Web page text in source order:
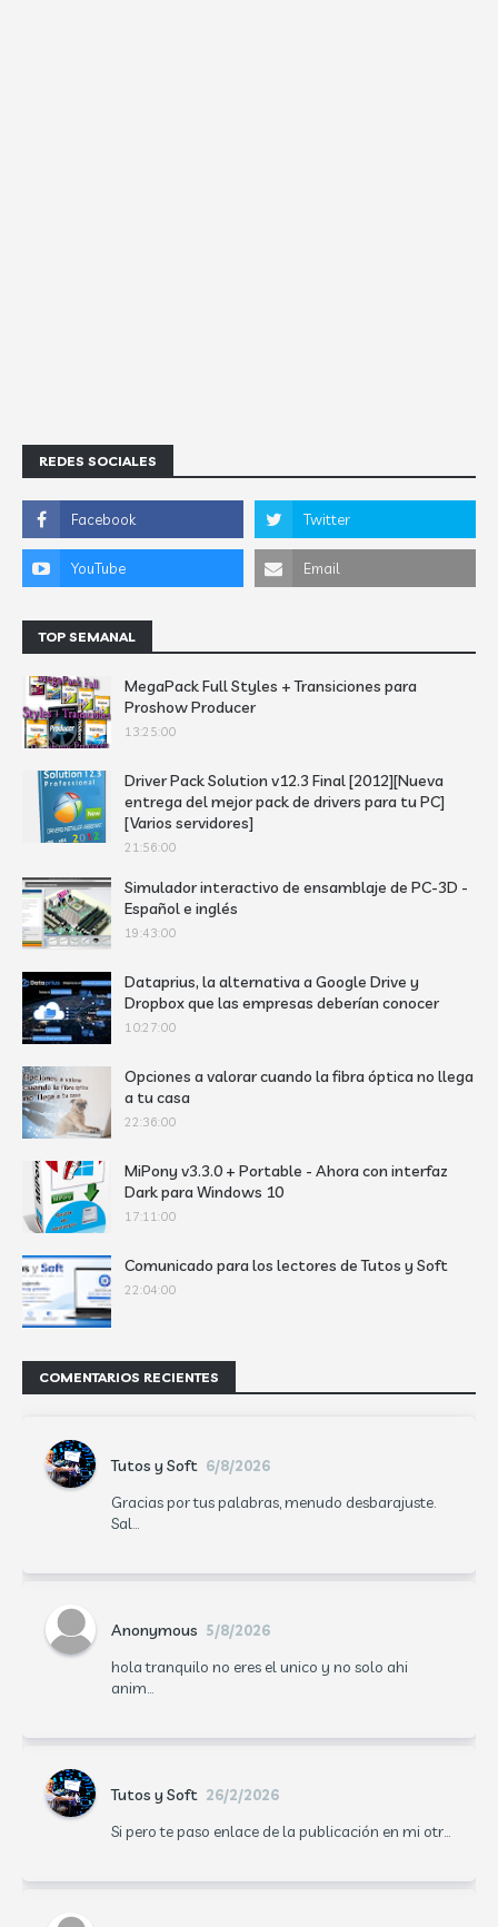
REDES SOCIALES
TOP SEMANAL
MegaPack Full Styles + Transiciones para
Proshow Producer
13:25:00
Driver Pack Solution v12.3 Final [2012][Nueva
entrega del mejor pack de drivers para tu PC]
[Varios servidores]
21:56:00
Simulador interactivo de ensamblaje de PC-3D -
Español e inglés
19:43:00
Dataprius, la alternativa a Google Drive y
Dropbox que las empresas deberían conocer
10:27:00
Opciones a valorar cuando la fibra óptica no llega
a tu casa
22:36:00
MiPony v3.3.0 + Portable - Ahora con interfaz
Dark para Windows 10
17:11:00
Comunicado para los lectores de Tutos y Soft
22:04:00
COMENTARIOS RECIENTES
Tutos y Soft 6/8/2026
Gracias por tus palabras, menudo desbarajuste.
Sal...
Anonymous 5/8/2026
hola tranquilo no eres el unico y no solo ahi
anim...
Tutos y Soft 26/2/2026
Si pero te paso enlace de la publicación en mi otr...